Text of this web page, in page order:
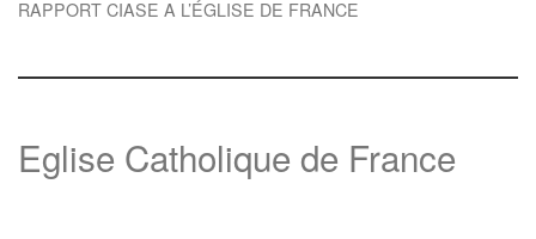
Eglise Catholique de France